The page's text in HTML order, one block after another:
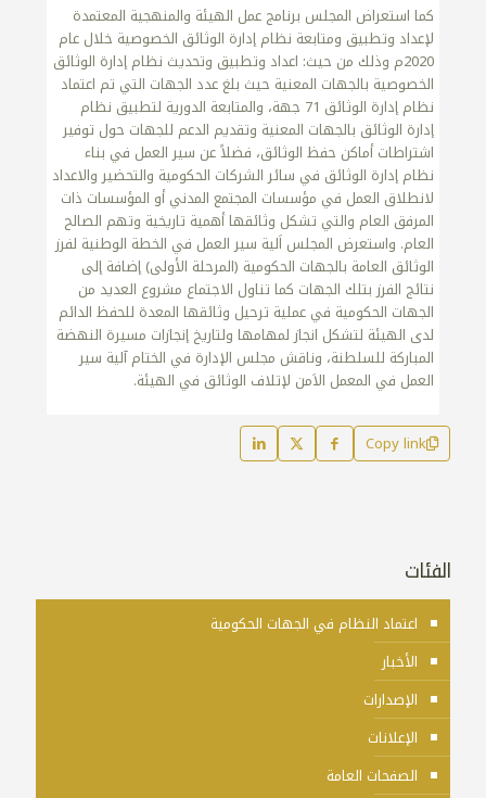
كما استعراض المجلس برنامج عمل الهيئة والمنهجية المعتمدة
لإعداد وتطبيق ومتابعة نظام إدارة الوثائق الخصوصية خلال عام
2020م وذلك من حيث: اعداد وتطبيق وتحديث نظام إدارة الوثائق
الخصوصية بالجهات المعنية حيث بلغ عدد الجهات التي تم اعتماد
نظام إدارة الوثائق 71 جهة، والمتابعة الدورية لتطبيق نظام
إدارة الوثائق بالجهات المعنية وتقديم الدعم للجهات حول توفير
اشتراطات أماكن حفظ الوثائق، فضلاً عن سير العمل في بناء
نظام إدارة الوثائق في سائر الشركات الحكومية والتحضير والاعداد
لانطلاق العمل في مؤسسات المجتمع المدني أو المؤسسات ذات
المرفق العام والتي تشكل وثائقها أهمية تاريخية وتهم الصالح
العام. واستعرض المجلس اَلية سير العمل في الخطة الوطنية لفرز
الوثائق العامة بالجهات الحكومية (المرحلة الأولى) إضافة إلى
نتائج الفرز بتلك الجهات كما تناول الاجتماع مشروع العديد من
الجهات الحكومية في عملية ترحيل وثائقها المعدة للحفظ الدائم
لدى الهيئة لتشكل انجاز لمهامها ولتاريخ إنجازات مسيرة النهضة
المباركة للسلطنة، وناقش مجلس الإدارة في الختام آلية سير
العمل في المعمل الاَمن لإتلاف الوثائق في الهيئة.
Copy link
الفئات
اعتماد النظام في الجهات الحكومية
الأخبار
الإصدارات
الإعلانات
الصفحات العامة